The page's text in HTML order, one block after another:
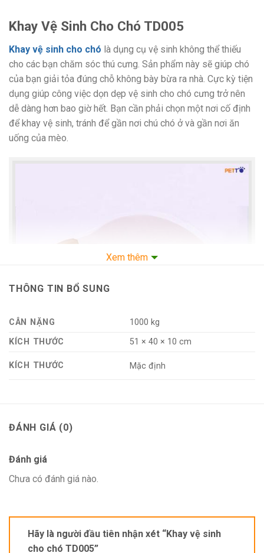
Khay Vệ Sinh Cho Chó TD005
Khay vệ sinh cho chó là dụng cụ vệ sinh không thể thiếu
cho các bạn chăm sóc thú cưng. Sản phẩm này sẽ giúp chó
của bạn giải tỏa đúng chỗ không bày bừa ra nhà. Cực kỳ tiện
dụng giúp công việc dọn dẹp vệ sinh cho chó cưng trở nên
dễ dàng hơn bao giờ hết. Bạn cần phải chọn một nơi cố định
để khay vệ sinh, tránh để gần nơi chú chó ở và gần nơi ăn
uống của mèo.
hay rơi sản phẩm nặng nhẹ ra ngoài.
Cách Sử Dụng Khay Vệ Sinh Cho Chó
Xem thêm
THÔNG TIN BỔ SUNG
CÂN NẶNG
1000 kg
KÍCH THƯỚC
51 × 40 × 10 cm
KÍCH THƯỚC Mặc định
ĐÁNH GIÁ (0)
Đánh giá
Chưa có đánh giá nào.
Hãy là người đầu tiên nhận xét “Khay vệ sinh
cho chó TD005”